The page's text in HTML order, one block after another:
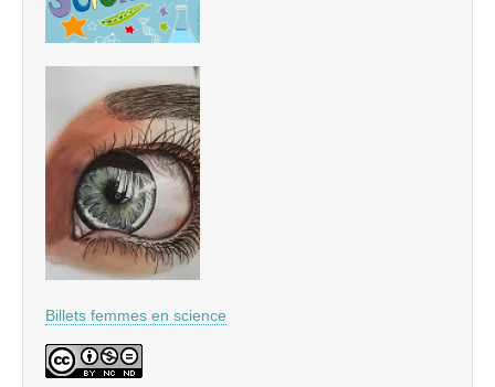
Billets femmes en science